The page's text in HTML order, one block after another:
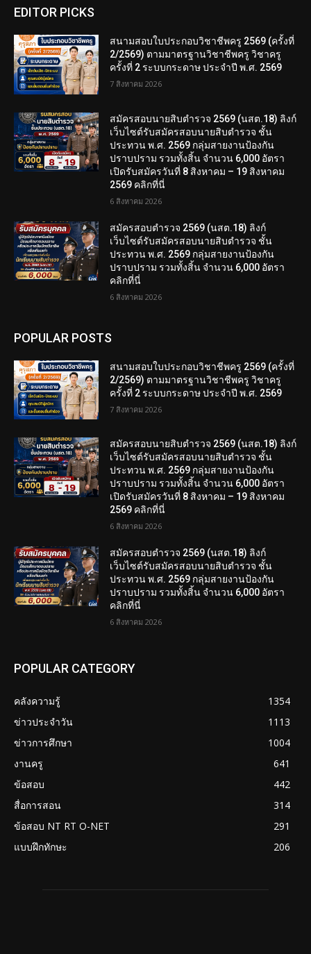
EDITOR PICKS
สนามสอบใบประกอบวิชาชีพครู 2569 (ครั้งที่
2/2569) ตามมาตรฐานวิชาชีพครู วิชาครู
ครั้งที่ 2 ระบบกระดาษ ประจำปี พ.ศ. 2569
7 สิงหาคม 2026
สมัครสอบนายสิบตำรวจ 2569 (นสต.18) ลิงก์
เว็บไซต์รับสมัครสอบนายสิบตำรวจ ชั้น
ประทวน พ.ศ. 2569 กลุ่มสายงานป้องกัน
ปราบปราม รวมทั้งสิ้น จำนวน 6,000 อัตรา
เปิดรับสมัครวันที่ 8 สิงหาคม – 19 สิงหาคม
2569 คลิกที่นี่
6 สิงหาคม 2026
สมัครสอบตํารวจ 2569 (นสต.18) ลิงก์
เว็บไซต์รับสมัครสอบนายสิบตำรวจ ชั้น
ประทวน พ.ศ. 2569 กลุ่มสายงานป้องกัน
ปราบปราม รวมทั้งสิ้น จำนวน 6,000 อัตรา
คลิกที่นี่
6 สิงหาคม 2026
POPULAR POSTS
สนามสอบใบประกอบวิชาชีพครู 2569 (ครั้งที่
2/2569) ตามมาตรฐานวิชาชีพครู วิชาครู
ครั้งที่ 2 ระบบกระดาษ ประจำปี พ.ศ. 2569
7 สิงหาคม 2026
สมัครสอบนายสิบตำรวจ 2569 (นสต.18) ลิงก์
เว็บไซต์รับสมัครสอบนายสิบตำรวจ ชั้น
ประทวน พ.ศ. 2569 กลุ่มสายงานป้องกัน
ปราบปราม รวมทั้งสิ้น จำนวน 6,000 อัตรา
เปิดรับสมัครวันที่ 8 สิงหาคม – 19 สิงหาคม
2569 คลิกที่นี่
6 สิงหาคม 2026
สมัครสอบตํารวจ 2569 (นสต.18) ลิงก์
เว็บไซต์รับสมัครสอบนายสิบตำรวจ ชั้น
ประทวน พ.ศ. 2569 กลุ่มสายงานป้องกัน
ปราบปราม รวมทั้งสิ้น จำนวน 6,000 อัตรา
คลิกที่นี่
6 สิงหาคม 2026
POPULAR CATEGORY
คลังความรู้
1354
ข่าวประจำวัน
1113
ข่าวการศึกษา
1004
งานครู
641
ข้อสอบ
442
สื่อการสอน
314
ข้อสอบ NT RT O-NET
291
แบบฝึกทักษะ
206